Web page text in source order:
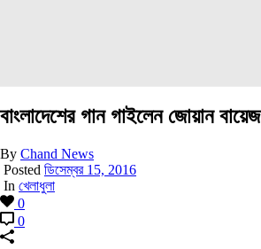
বাংলাদেশের গান গাইলেন জোয়ান বায়েজ
By Chand News
Posted ডিসেম্বর 15, 2016
In খেলাধুলা
0
0